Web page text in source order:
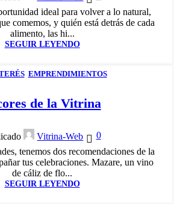
ideal para volver a lo natural,
comemos, y quién está detrás de cada
alimento, las hi...
SEGUIR LEYENDO
, EMPRENDIMIENTOS
de la Vitrina
Vitrina-Web
0
tenemos dos recomendaciones de la
tus celebraciones. Mazare, un vino
de cáliz de flo...
SEGUIR LEYENDO